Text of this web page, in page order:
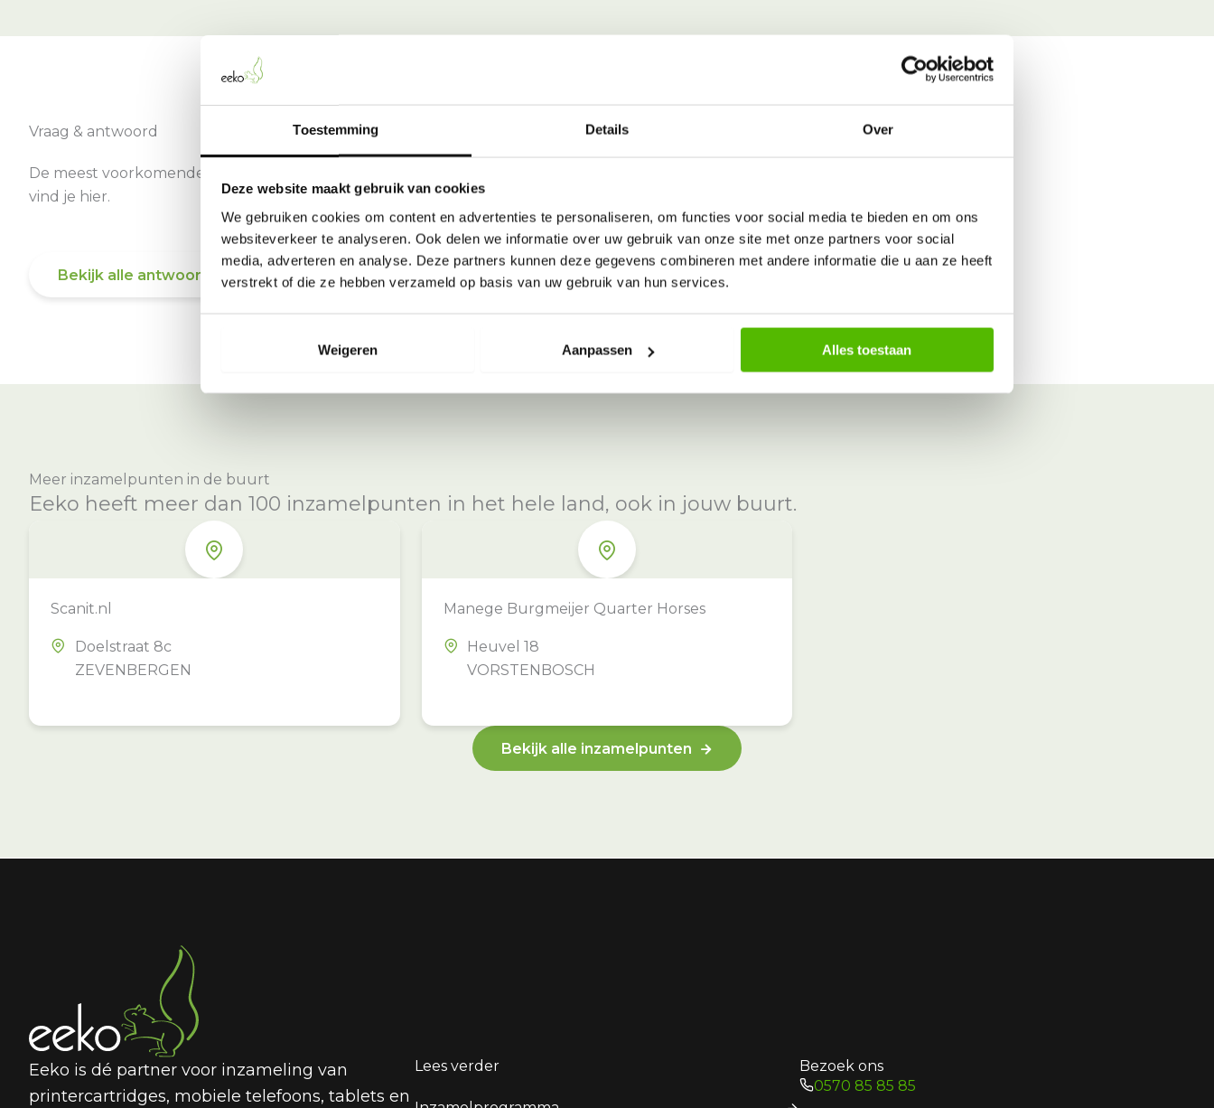
Toestemming Details Over
Deze website maakt gebruik van cookies
We gebruiken cookies om content en advertenties te personaliseren, om functies voor social media te bieden en om ons
websiteverkeer te analyseren. Ook delen we informatie over uw gebruik van onze site met onze partners voor social
media, adverteren en analyse. Deze partners kunnen deze gegevens combineren met andere informatie die u aan ze heeft
verstrekt of die ze hebben verzameld op basis van uw gebruik van hun services.
Weigeren Aanpassen Alles toestaan
Vraag & antwoord
De meest voorkomende vragen over onze dienst
vind je hier.
Bekijk alle antwoorden
Meer inzamelpunten in de buurt
Eeko heeft meer dan 100 inzamelpunten in het hele land, ook in jouw buurt.
Scanit.nl
Doelstraat 8c
ZEVENBERGEN
Manege Burgmeijer Quarter Horses
Heuvel 18
VORSTENBOSCH
Bekijk alle inzamelpunten
Eeko is dé partner voor inzameling van
printercartridges, mobiele telefoons, tablets en
Lees verder
Bezoek ons
0570 85 85 85